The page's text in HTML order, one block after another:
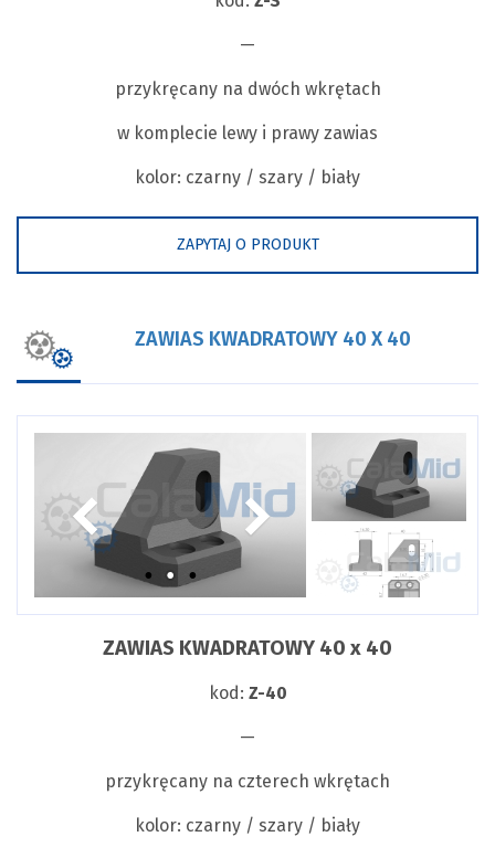
—
przykręcany na dwóch wkrętach
w komplecie lewy i prawy zawias
kolor: czarny / szary / biały
ZAPYTAJ O PRODUKT
ZAWIAS KWADRATOWY 40 X 40
ZAWIAS KWADRATOWY 40 x 40
kod: Z-40
—
przykręcany na czterech wkrętach
kolor: czarny / szary / biały